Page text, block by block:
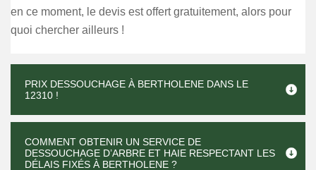
en ce moment, le devis est offert gratuitement, alors pour
quoi chercher ailleurs !
PRIX DESSOUCHAGE À BERTHOLENE DANS LE
12310 !
COMMENT OBTENIR UN SERVICE DE
DESSOUCHAGE D’ARBRE ET HAIE RESPECTANT LES
DÉLAIS FIXÉS À BERTHOLENE ?